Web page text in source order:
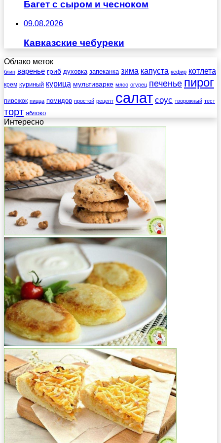
Багет с сыром и чесноком
09.08.2026
Кавказские чебуреки
Облако меток
блин варенье гриб духовка запеканка зима капуста кефир котлета
крем куриный курица мультиварке мясо огурец печенье пирог
пирожок пицца помидор простой рецепт салат соус творожный тест
торт яблоко
Интересно